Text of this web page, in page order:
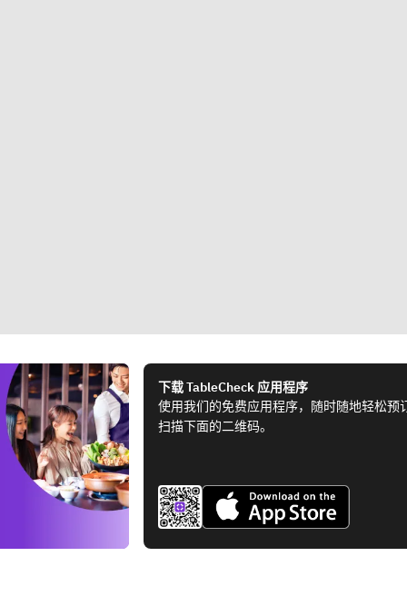
下载 TableCheck 应用程序
使用我们的免费应用程序，随时随地轻松预
扫描下面的二维码。